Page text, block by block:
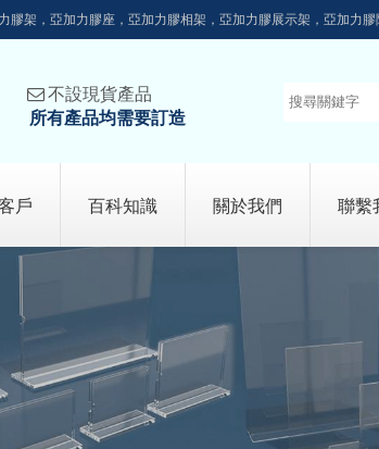
膠架，亞加力膠座，亞加力膠相架，亞加力膠展示架，亞加力
 不設現貨產品
所有產品均需要訂造
戶 百科知識 關於我們 聯繫